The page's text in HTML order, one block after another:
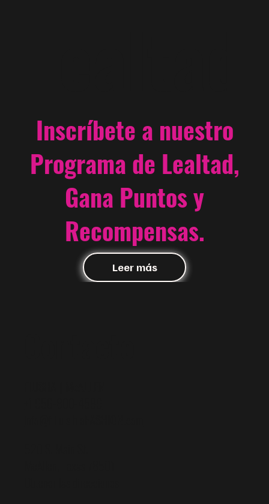
Inscríbete a nuestro
Programa de Lealtad,
Gana Puntos y
Recompensas.
Leer más